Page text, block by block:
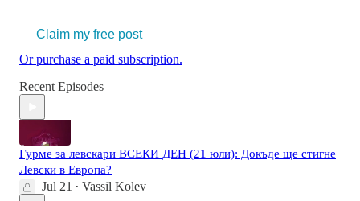
Claim my free post
Or purchase a paid subscription.
Recent Episodes
Гурме за левскари ВСЕКИ ДЕН (21 юли): Докъде ще стигне
Левски в Европа?
Jul 21 • Vassil Kolev